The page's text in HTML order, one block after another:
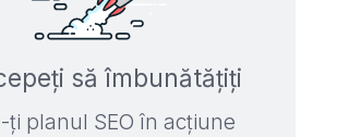
să îmbunătățiți
ți planul SEO în acțiune